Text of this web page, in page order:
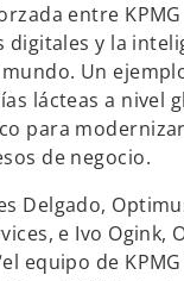
a
p
e
s
t
a
ñ
a
n
e
entre
digitales y la
Un
lácteas a nivel
para
de negocio.
Delgado,
e Ivo
equipo de